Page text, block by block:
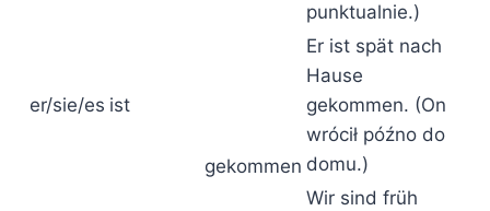
gekommen
punktualnie.)
er/sie/es ist
Er ist spät nach
Hause
gekommen. (On
wrócił późno do
domu.)
Wir sind früh